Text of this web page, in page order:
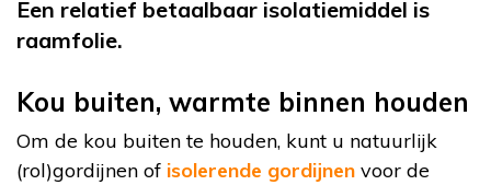
Een relatief betaalbaar isolatiemiddel is
raamfolie.
Kou buiten, warmte binnen houden
Om de kou buiten te houden, kunt u natuurlijk
(rol)gordijnen of isolerende gordijnen voor de